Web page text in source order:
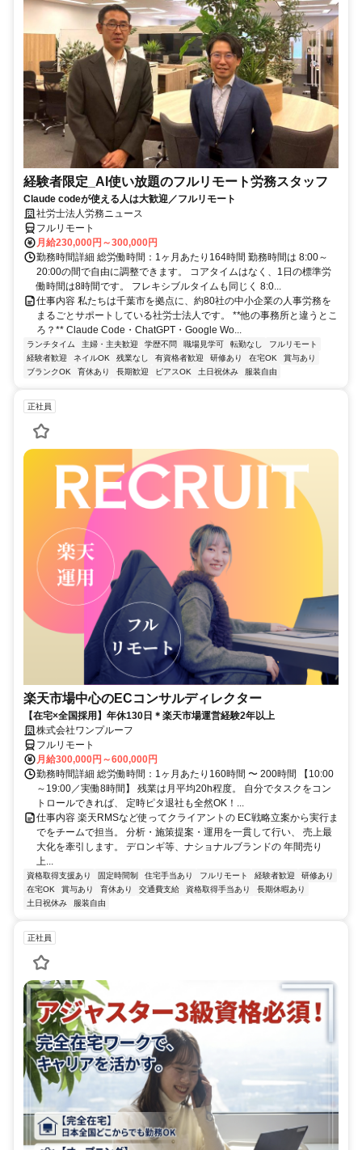
経験者限定_AI使い放題のフルリモート労務スタッフ
Claude codeが使える人は大歓迎／フルリモート
社労士法人労務ニュース
フルリモート
月給230,000円～300,000円
勤務時間詳細 総労働時間：1ヶ月あたり164時間 勤務時間は 8:00～
20:00の間で自由に調整できます。 コアタイムはなく、1日の標準労
働時間は8時間です。 フレキシブルタイムも同じく 8:0...
仕事内容 私たちは千葉市を拠点に、約80社の中小企業の人事労務を
まるごとサポートしている社労士法人です。 **他の事務所と違うとこ
ろ？** Claude Code・ChatGPT・Google Wo...
ランチタイム 主婦・主夫歓迎 学歴不問 職場見学可 転勤なし
フルリモート
経験者歓迎
ネイルOK 残業なし 有資格者歓迎 研修あり 在宅OK
賞与あり
ブランクOK
育休あり 長期歓迎 ピアスOK 土日祝休み 服装自由
正社員
楽天市場中心のECコンサルディレクター
【在宅×全国採用】年休130日＊楽天市場運営経験2年以上
株式会社ワンプルーフ
フルリモート
月給300,000円～600,000円
勤務時間詳細 総労働時間：1ヶ月あたり160時間 〜 200時間 【10:00
～19:00／実働8時間】 残業は月平均20h程度。 自分でタスクをコン
トロールできれば、 定時ピタ退社も全然OK！...
仕事内容 楽天RMSなど使ってクライアントの EC戦略立案から実行ま
でをチームで担当。 分析・施策提案・運用を一貫して行い、 売上最
大化を牽引します。 デロンギ等、ナショナルブランドの 年間売り
上...
資格取得支援あり 固定時間制 住宅手当あり フルリモート 経験者歓迎
研修あり
在宅OK
賞与あり 育休あり 交通費支給 資格取得手当あり
長期休暇あり
土日祝休み
服装自由
正社員